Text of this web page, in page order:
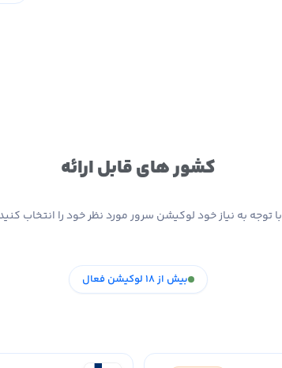
کشور های قابل ارائه
با توجه به نیاز خود لوکیشن سرور مورد نظر خود را انتخاب
بیش از 18 لوکیشن فعال